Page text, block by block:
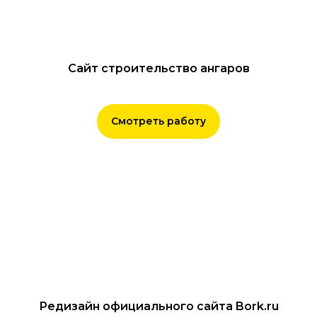
Сайт строительство ангаров
Смотреть работу
Редизайн официального сайта Bork.ru